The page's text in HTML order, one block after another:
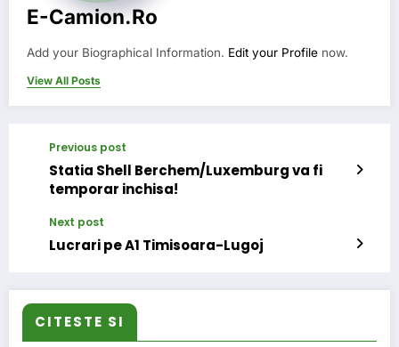
E-Camion.ro
Add your Biographical Information. Edit your Profile now.
View All Posts
Previous post
Statia Shell Berchem/Luxemburg va fi
temporar inchisa!
Next post
Lucrari pe A1 Timisoara-Lugoj
CITESTE SI